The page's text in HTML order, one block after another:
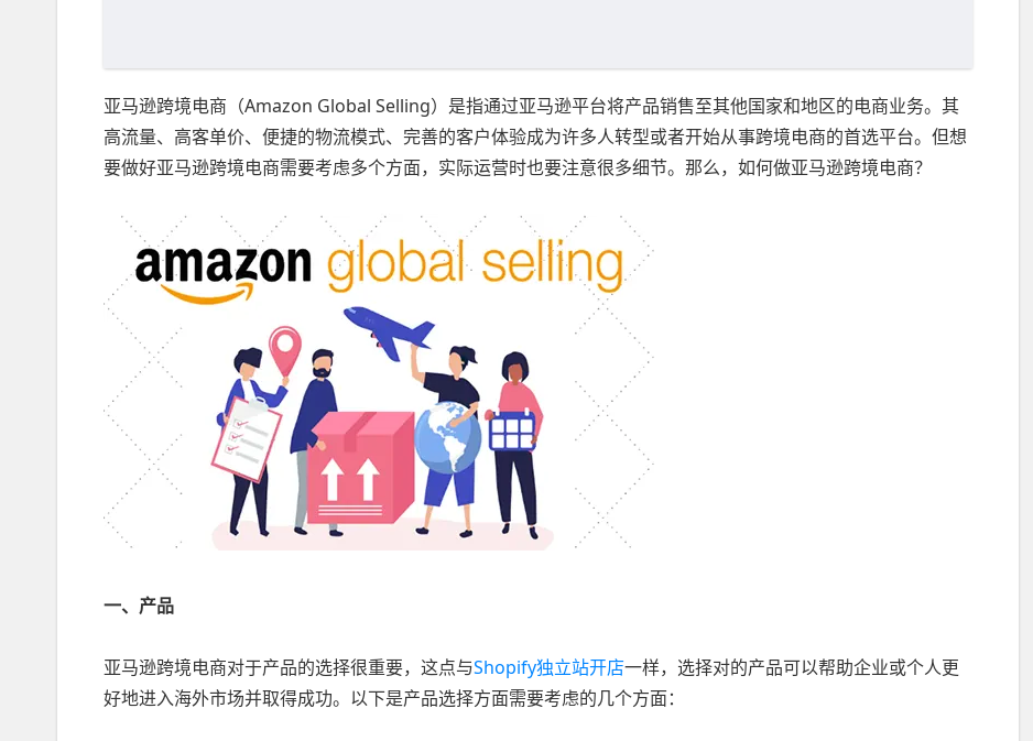
亚马逊跨境电商（Amazon Global Selling）是指通过亚马逊平台将产品销售至其他国家和地区的电商业务。其
高流量、高客单价、便捷的物流模式、完善的客户体验成为许多人转型或者开始从事跨境电商的首选平台。但想
要做好亚马逊跨境电商需要考虑多个方面，实际运营时也要注意很多细节。那么，如何做亚马逊跨境电商？
一、产品
亚马逊跨境电商对于产品的选择很重要，这点与Shopify独立站开店一样，选择对的产品可以帮助企业或个人更
好地进入海外市场并取得成功。以下是产品选择方面需要考虑的几个方面：